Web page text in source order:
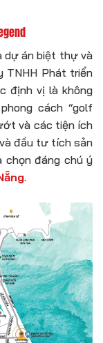
dự án biệt thự và
TNHH Phát triển
định vị là không
cách “golf
và các tiện ích
đầu tư tích sản
chọn đáng chú ý
.